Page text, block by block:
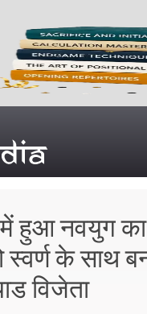
हुआ नवयुग
स्वर्ण के साथ
विजेता